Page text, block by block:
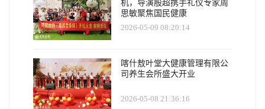
机，导演殷超携手礼仪专家周
思敏聚焦国民健康
2026-05-09 08:20:14
喀什敖叶堂大健康管理有限公
司养生会所盛大开业
2026-05-08 21:36:16